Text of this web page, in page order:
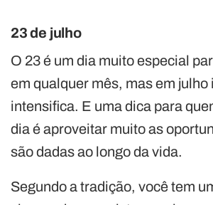
23 de julho
O 23 é um dia muito especial
em qualquer mês, mas em julho
intensifica. E uma dica para
dia é aproveitar muito as
são dadas ao longo da vida.
Segundo a tradição, você tem